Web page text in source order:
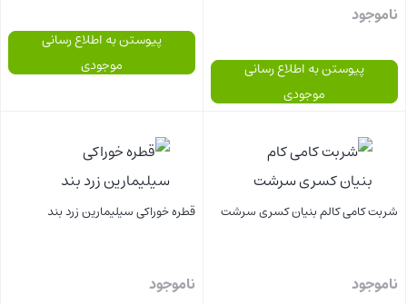
ناموجود
پیوستن به اطلاع رسانی
موجودی
پیوستن به اطلاع رسانی
موجودی
شربت کامی کالم بنیان کسری سرشت
ناموجود
قطره خوراکی سیلیمارین زرد بند
ناموجود